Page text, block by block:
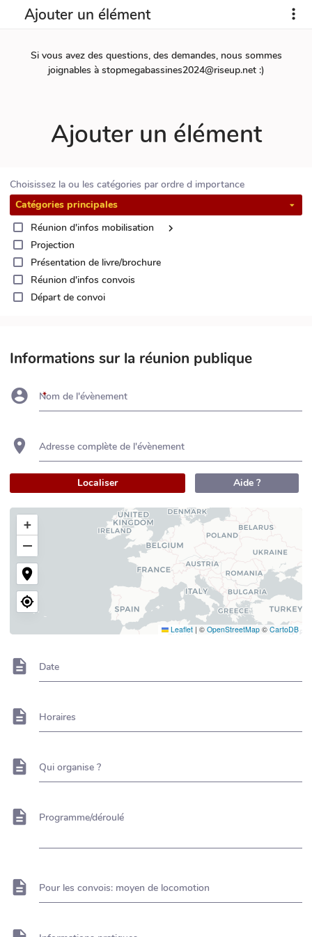
Ajouter un élément
Si vous avez des questions, des demandes, nous sommes
joignables à stopmegabassines2024@riseup.net :)
Ajouter un élément
Choisissez la ou les catégories par ordre d importance
Catégories principales
Réunion d'infos mobilisation
Projection
Présentation de livre/brochure
Réunion d'infos convois
Départ de convoi
Informations sur la réunion publique
Nom de l'évènement
Adresse complète de l'évènement
Localiser Aide ?
+
−
Leaflet | © OpenStreetMap © CartoDB
Date
Horaires
Qui organise ?
Programme/déroulé
Pour les convois: moyen de locomotion